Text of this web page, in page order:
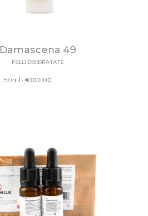
Damascena 49
PELLI DISIDRATATE
50ml •€102.00